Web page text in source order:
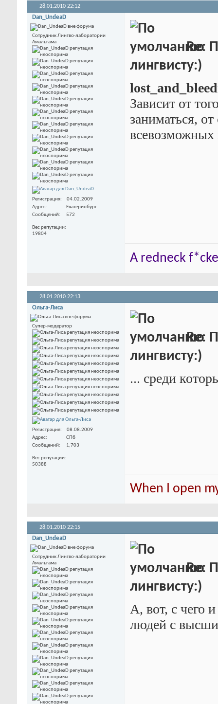
28.01.2010 22:12
Dan_UndeaD
Сотрудник Лингво-лаборатории
Амальгама
Регистрация
04.02.2009
Адрес
Екатеринбург
Сообщений
572
Вес репутации
19804
Re:
лингвисту:)
Зависит от
заниматься,
всевозможных
A redneck
28.01.2010 22:13
Ольга-Лиса
Супер-модератор
Регистрация
08.08.2009
Адрес
СПб
Сообщений
1,703
Вес репутации
50388
Re:
лингвисту:)
... среди
When I open
28.01.2010 22:15
Dan_UndeaD
Сотрудник Лингво-лаборатории
Амальгама
Re:
лингвисту:)
А, вот, с чего
людей с